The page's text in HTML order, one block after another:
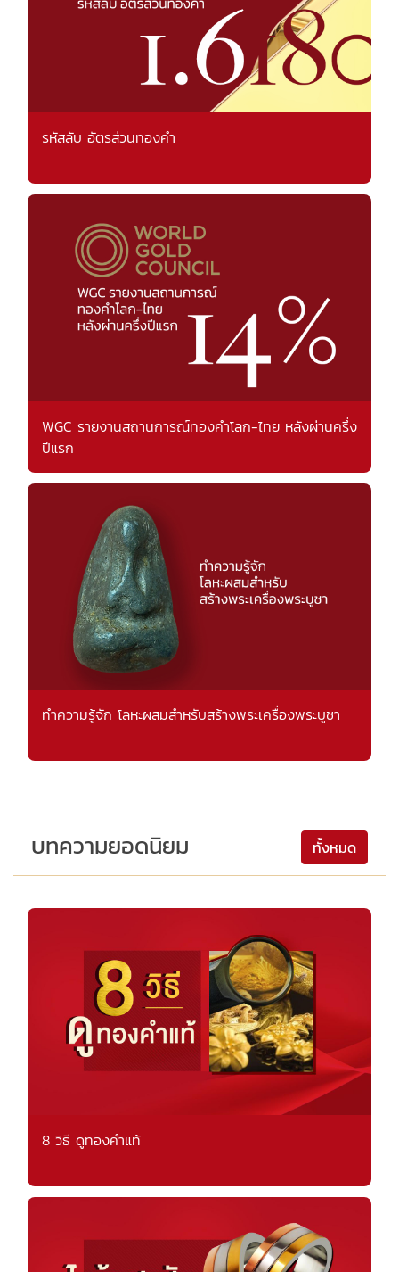
รหัสลับ อัตรส่วนทองคำ
WGC รายงานสถานการณ์ทองคำโลก-ไทย หลังผ่านครึ่ง
ปีแรก
ทำความรู้จัก โลหะผสมสำหรับสร้างพระเครื่องพระบูชา
บทความยอดนิยม ทั้งหมด
8 วิธี ดูทองคำแท้